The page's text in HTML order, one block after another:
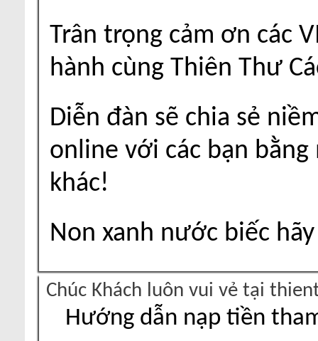
Trân trọng cảm ơn các
hành cùng Thiên Thư
Diễn đàn sẽ chia sẻ
online với các bạn
khác!
Non xanh nước biếc
Chúc Khách luôn vui vẻ tại
Hướng dẫn nạp tiền